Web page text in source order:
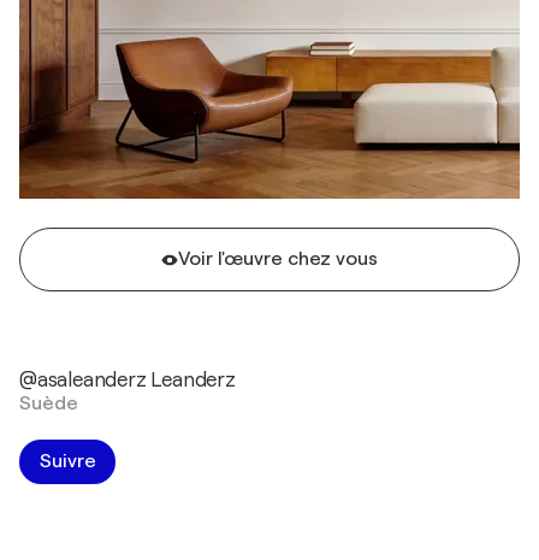
Voir l'œuvre chez vous
@asaleanderz Leanderz
Suède
Suivre